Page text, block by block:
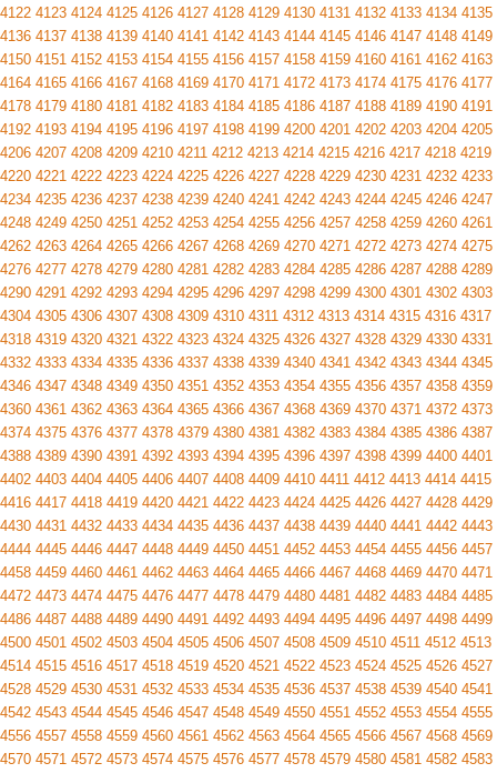
4122 4123 4124 4125 4126 4127 4128 4129 4130 4131 4132 4133 4134 4135
4136 4137 4138 4139 4140 4141 4142 4143 4144 4145 4146 4147 4148 4149
4150 4151 4152 4153 4154 4155 4156 4157 4158 4159 4160 4161 4162 4163
4164 4165 4166 4167 4168 4169 4170 4171 4172 4173 4174 4175 4176 4177
4178 4179 4180 4181 4182 4183 4184 4185 4186 4187 4188 4189 4190 4191
4192 4193 4194 4195 4196 4197 4198 4199 4200 4201 4202 4203 4204 4205
4206 4207 4208 4209 4210 4211 4212 4213 4214 4215 4216 4217 4218 4219
4220 4221 4222 4223 4224 4225 4226 4227 4228 4229 4230 4231 4232 4233
4234 4235 4236 4237 4238 4239 4240 4241 4242 4243 4244 4245 4246 4247
4248 4249 4250 4251 4252 4253 4254 4255 4256 4257 4258 4259 4260 4261
4262 4263 4264 4265 4266 4267 4268 4269 4270 4271 4272 4273 4274 4275
4276 4277 4278 4279 4280 4281 4282 4283 4284 4285 4286 4287 4288 4289
4290 4291 4292 4293 4294 4295 4296 4297 4298 4299 4300 4301 4302 4303
4304 4305 4306 4307 4308 4309 4310 4311 4312 4313 4314 4315 4316 4317
4318 4319 4320 4321 4322 4323 4324 4325 4326 4327 4328 4329 4330 4331
4332 4333 4334 4335 4336 4337 4338 4339 4340 4341 4342 4343 4344 4345
4346 4347 4348 4349 4350 4351 4352 4353 4354 4355 4356 4357 4358 4359
4360 4361 4362 4363 4364 4365 4366 4367 4368 4369 4370 4371 4372 4373
4374 4375 4376 4377 4378 4379 4380 4381 4382 4383 4384 4385 4386 4387
4388 4389 4390 4391 4392 4393 4394 4395 4396 4397 4398 4399 4400 4401
4402 4403 4404 4405 4406 4407 4408 4409 4410 4411 4412 4413 4414 4415
4416 4417 4418 4419 4420 4421 4422 4423 4424 4425 4426 4427 4428 4429
4430 4431 4432 4433 4434 4435 4436 4437 4438 4439 4440 4441 4442 4443
4444 4445 4446 4447 4448 4449 4450 4451 4452 4453 4454 4455 4456 4457
4458 4459 4460 4461 4462 4463 4464 4465 4466 4467 4468 4469 4470 4471
4472 4473 4474 4475 4476 4477 4478 4479 4480 4481 4482 4483 4484 4485
4486 4487 4488 4489 4490 4491 4492 4493 4494 4495 4496 4497 4498 4499
4500 4501 4502 4503 4504 4505 4506 4507 4508 4509 4510 4511 4512 4513
4514 4515 4516 4517 4518 4519 4520 4521 4522 4523 4524 4525 4526 4527
4528 4529 4530 4531 4532 4533 4534 4535 4536 4537 4538 4539 4540 4541
4542 4543 4544 4545 4546 4547 4548 4549 4550 4551 4552 4553 4554 4555
4556 4557 4558 4559 4560 4561 4562 4563 4564 4565 4566 4567 4568 4569
4570 4571 4572 4573 4574 4575 4576 4577 4578 4579 4580 4581 4582 4583